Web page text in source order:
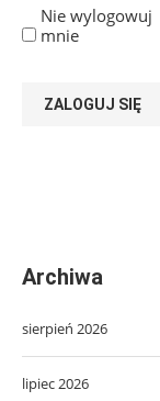
Nie wylogowuj
mnie
ZALOGUJ SIĘ
Archiwa
sierpień 2026
lipiec 2026